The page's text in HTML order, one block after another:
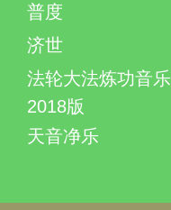
普度
济世
法轮大法炼功音乐
2018版
天音净乐